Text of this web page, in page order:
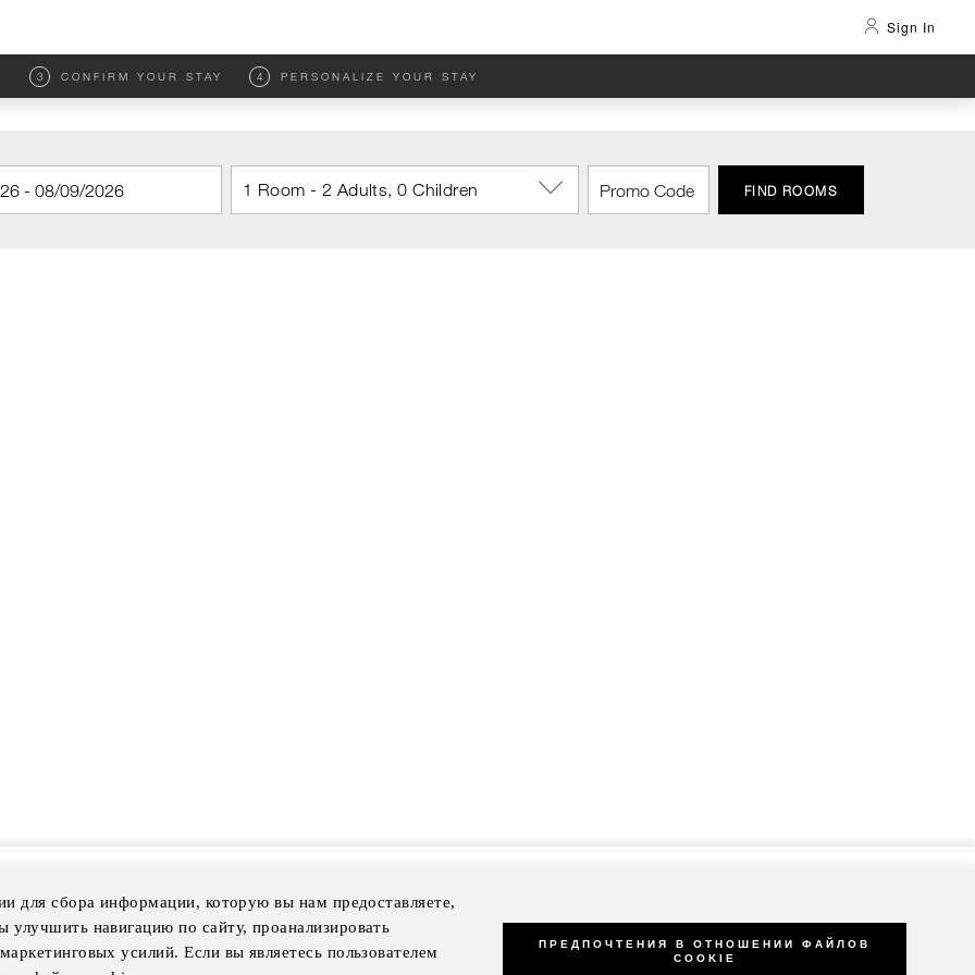
Sign In
3 CONFIRM YOUR STAY 4 PERSONALIZE YOUR STAY
1 Room - 2 Adults, 0 Children FIND ROOMS
для сбора информации, которую вы нам предоставляете,
навигацию по сайту, проанализировать
усилий. Если вы являетесь пользователем
ПРЕДПОЧТЕНИЯ В ОТНОШЕНИИ ФАЙЛОВ
COOKIE